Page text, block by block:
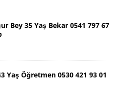
Bey 35 Yaş Bekar 0541 797 67
Yaş Öğretmen 0530 421 93 01